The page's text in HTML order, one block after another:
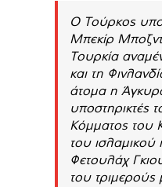
Ο Τούρκος
Μπεκίρ
Τουρκία
και τη
άτομα η Άγκυρα
υποστηρικτές
Κόμματος του
του ισλαμικού
Φετουλάχ
του